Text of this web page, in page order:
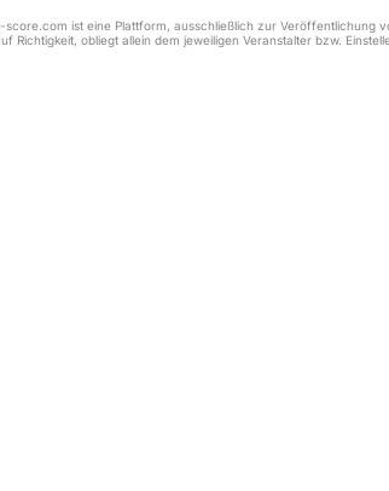
score.com ist eine Plattform, ausschließlich zur Veröffentlichung
Richtigkeit, obliegt allein dem jeweiligen Veranstalter bzw.